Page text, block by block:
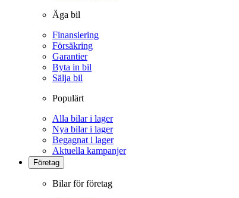
Äga bil
Finansiering
Försäkring
Garantier
Byta in bil
Sälja bil
Populärt
Alla bilar i lager
Nya bilar i lager
Begagnat i lager
Aktuella kampanjer
Företag
Bilar för företag